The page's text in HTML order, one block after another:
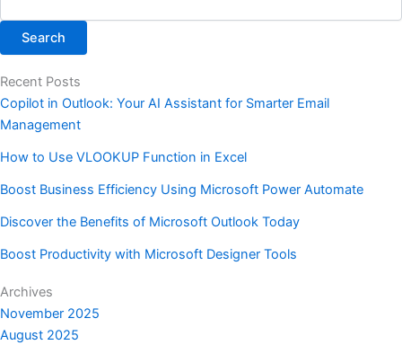
Search
Recent Posts
Copilot in Outlook: Your AI Assistant for Smarter Email
Management
How to Use VLOOKUP Function in Excel
Boost Business Efficiency Using Microsoft Power Automate
Discover the Benefits of Microsoft Outlook Today
Boost Productivity with Microsoft Designer Tools
Archives
November 2025
August 2025